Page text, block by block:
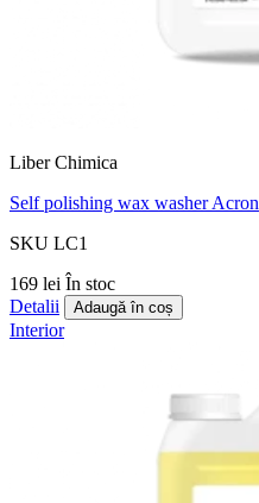
Liber Chimica
Self polishing wax washer Acron
SKU LC1
169 lei În stoc
Detalii
Adaugă în coș
Interior